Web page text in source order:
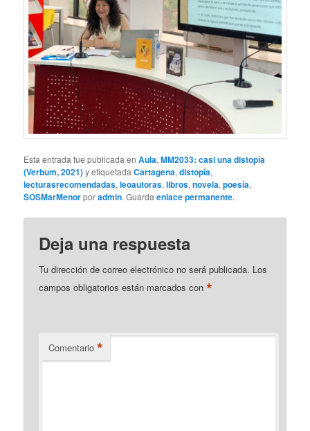
Esta entrada fue publicada enAula,MM2033: casi una distopía
(Verbum, 2021)y etiquetadaCartagena,distopía,
lecturasrecomendadas,leoautoras,libros,novela,poesía,
SOSMarMenorporadmin. Guardaenlace permanente.
Deja una respuesta
Tu dirección de correo electrónico no será publicada. Los
campos obligatorios están marcados con*
Comentario *